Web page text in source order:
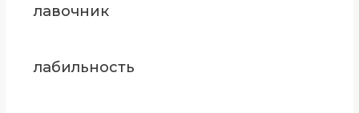
лавочник
лабильность